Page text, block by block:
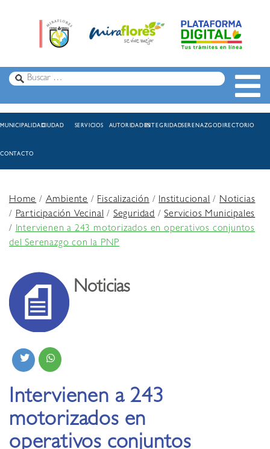
MUNICIPALIDADCIUDAD SERVICIOS AUTORIDADESINTEGRIDADSERENAZGODIRECTORIO
CONTACTO
Home/Ambiente /Fiscalización/Institucional/Noticias
/Participación Vecinal/Seguridad /Servicios Municipales
/Intervienen a 243 motorizados en operativos conjuntos
del Serenazgo con la PNP
Noticias
Intervienen a 243
motorizados en
operativos conjuntos